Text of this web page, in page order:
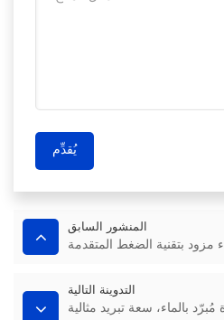
يُقدِّم
المنشور السابق
مزود بتقنية الضغط المتقدمة
التدوينة التالية
بالماء، سعة تبريد مثالية